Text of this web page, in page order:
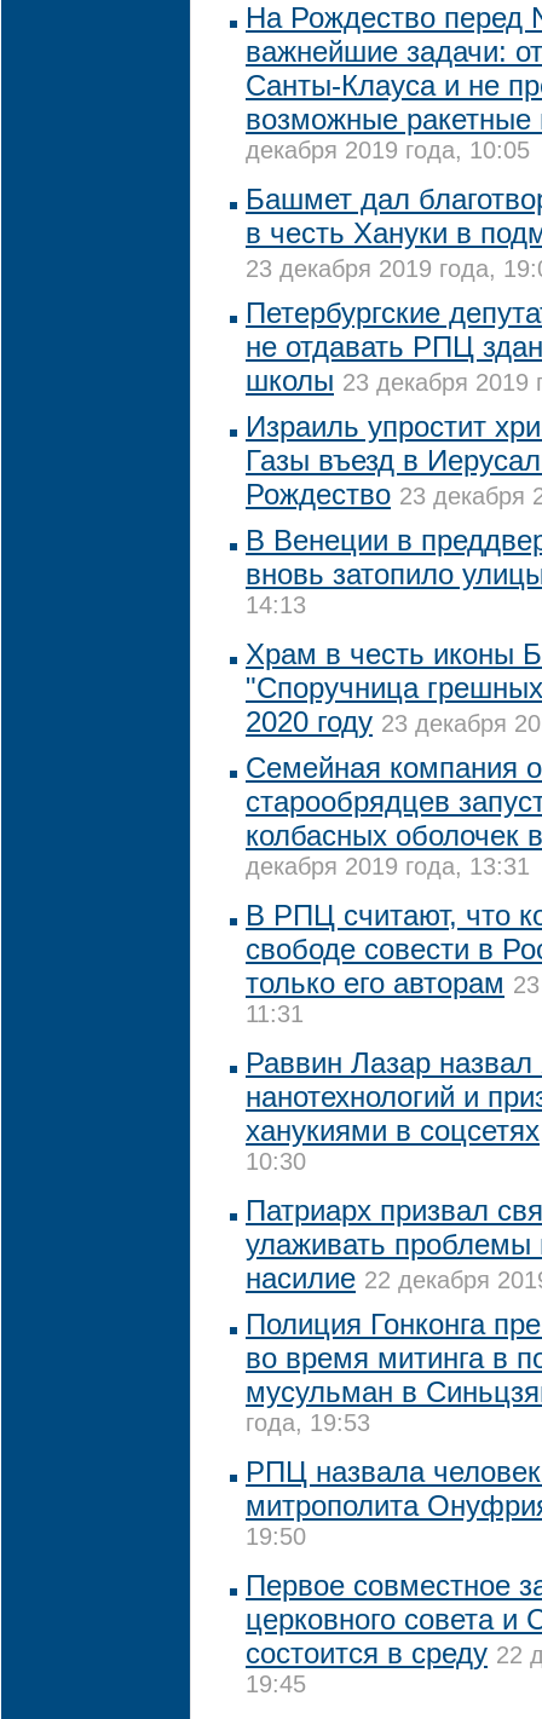
На Рождество перед
важнейшие задачи:
Санты-Клауса и не
возможные
декабря 2019 года, 10:05
Башмет дал
в честь Хануки в
23 декабря 2019 года,
Петербургские
не отдавать РПЦ
школы 23 декабря 2019
Израиль упростит
Газы въезд в
Рождество 23 декабря
В Венеции в
вновь затопило
14:13
Храм в честь иконы
"Споручница
2020 году 23 декабря
Семейная компания
старообрядцев
колбасных оболочек
декабря 2019 года, 13:31
В РПЦ считают, что
свободе совести в
только его авторам
11:31
Раввин Лазар
нанотехнологий и
ханукиями в соцсетях
10:30
Патриарх призвал
улаживать проблемы
насилие 22 декабря
Полиция Гонконга
во время митинга в
мусульман в
года, 19:53
РПЦ назвала
митрополита
19:50
Первое совместное
церковного совета
состоится в среду 22
19:45